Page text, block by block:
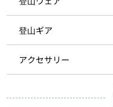
登山ギア
アクセサリー